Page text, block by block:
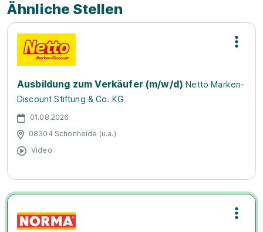
Ähnliche Stellen
Ausbildung zum Verkäufer (m/w/d) Netto Marken-
Discount Stiftung & Co. KG
01.08.2026
08304 Schönheide (u.a.)
Video